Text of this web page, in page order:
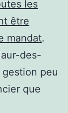
les
être
mandat.
des-
gestion peu
que